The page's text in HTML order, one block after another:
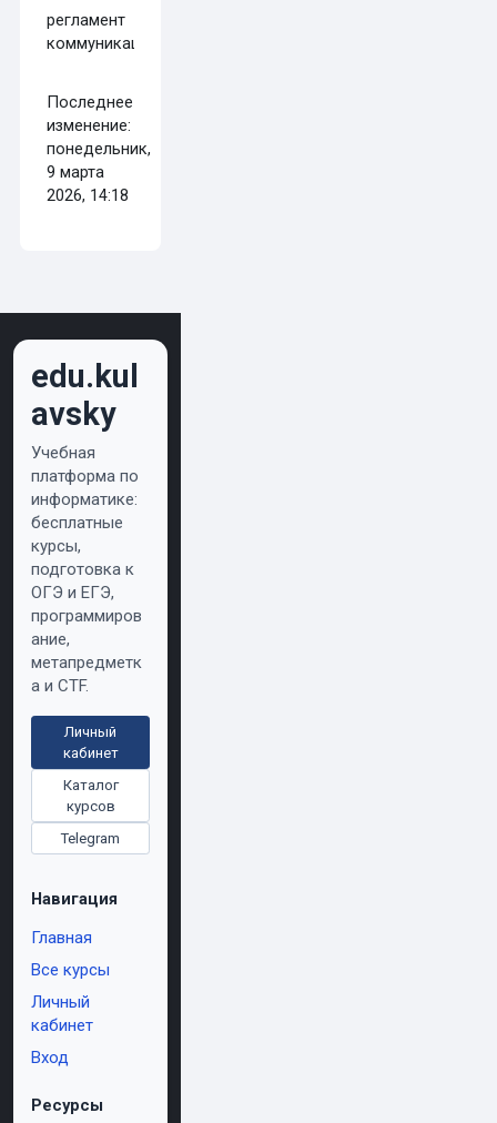
регламент
коммуникации.
Последнее
изменение:
понедельник,
9 марта
2026, 14:18
edu.kul
avsky
Учебная
платформа по
информатике:
бесплатные
курсы,
подготовка к
ОГЭ и ЕГЭ,
программиров
ание,
метапредметк
а и CTF.
Личный
кабинет
Каталог
курсов
Telegram
Навигация
Главная
Все курсы
Личный
кабинет
Вход
Ресурсы